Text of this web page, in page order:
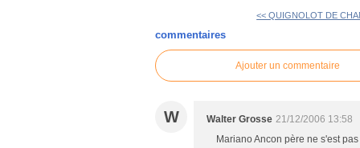
<< QUIGNOLOT DE
commentaires
Ajouter un commentaire
W Walter Grosse 21/12/2006 13:58
Mariano Ancon père ne s'est